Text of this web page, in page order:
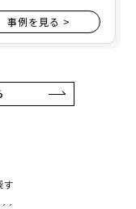
事例を見る >
す